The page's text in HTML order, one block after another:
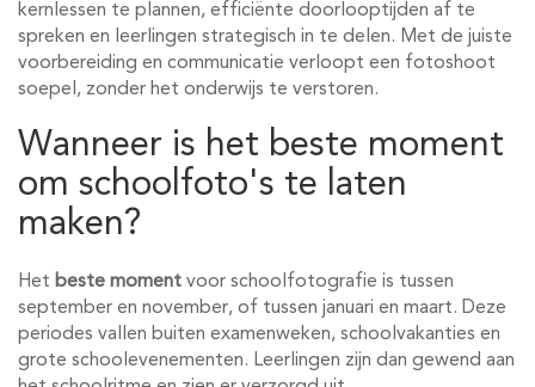
kernlessen te plannen, efficiënte doorlooptijden af te
spreken en leerlingen strategisch in te delen. Met de juiste
voorbereiding en communicatie verloopt een fotoshoot
soepel, zonder het onderwijs te verstoren.
Wanneer is het beste moment
om schoolfoto's te laten
maken?
Het beste moment voor schoolfotografie is tussen
september en november, of tussen januari en maart. Deze
periodes vallen buiten examenweken, schoolvakanties en
grote schoolevenementen. Leerlingen zijn dan gewend aan